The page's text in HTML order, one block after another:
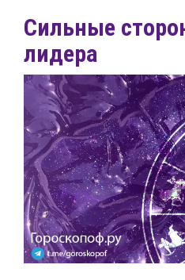
Сильные
лидера